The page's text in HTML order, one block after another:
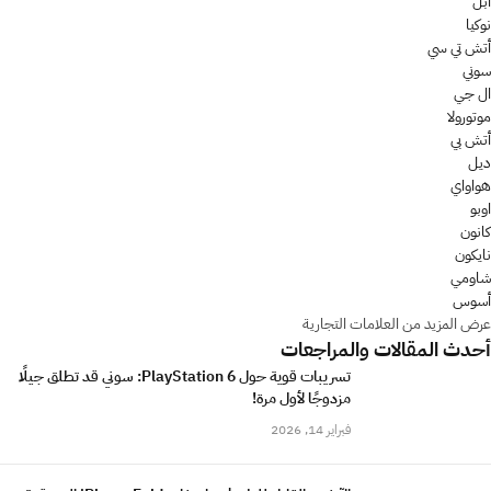
نوكيا
أتش تي سي
سوني
ال جي
موتورولا
أتش بي
ديل
هواواي
اوبو
كانون
نايكون
شاومي
أسوس
عرض المزيد من العلامات التجارية
أحدث المقالات والمراجعات
تسريبات قوية حول PlayStation 6: سوني قد تطلق جيلًا
مزدوجًا لأول مرة!
فبراير 14, 2026